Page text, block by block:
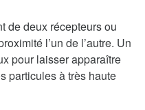
de deux récepteurs ou
l’un de l’autre. Un
pour laisser apparaître
particules à très haute